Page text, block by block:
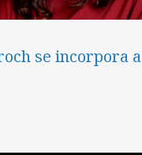
se incorpora a